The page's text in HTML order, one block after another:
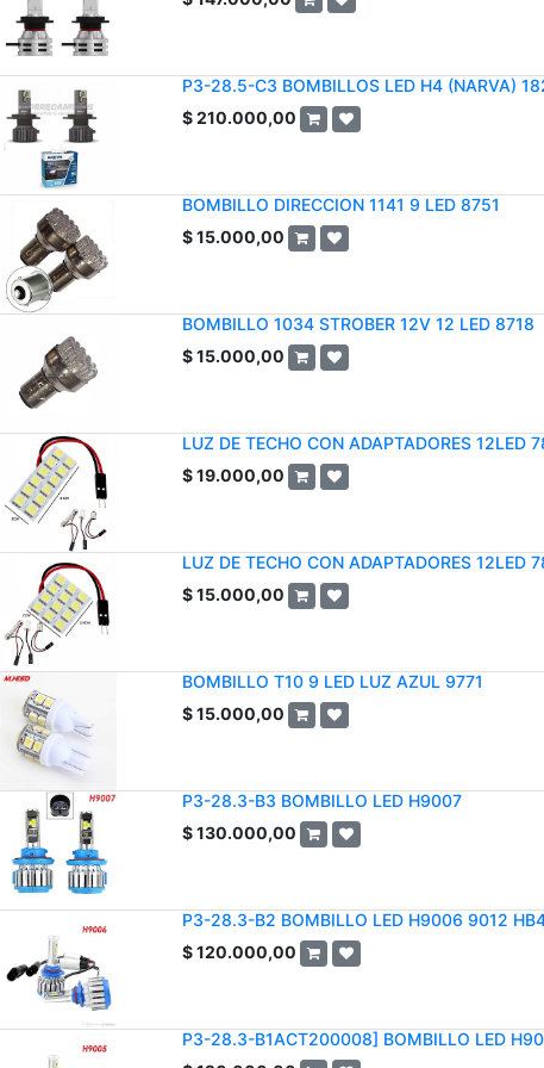
P3-28.5-C3 BOMBILLOS LED H4 (NARVA)
$210.000,00
BOMBILLO DIRECCION 1141 9 LED 8751
$15.000,00
BOMBILLO 1034 STROBER 12V 12 LED 8718
$15.000,00
LUZ DE TECHO CON ADAPTADORES 12LED
$19.000,00
LUZ DE TECHO CON ADAPTADORES 12LED
$15.000,00
BOMBILLO T10 9 LED LUZ AZUL 9771
$15.000,00
P3-28.3-B3 BOMBILLO LED H9007
$130.000,00
P3-28.3-B2 BOMBILLO LED H9006 9012
$120.000,00
P3-28.3-B1ACT200008] BOMBILLO LED